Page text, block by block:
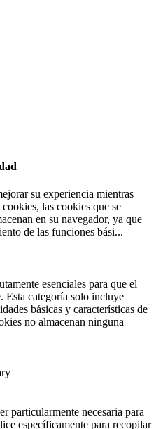
su experiencia mientras
las cookies que se
en su navegador, ya que
de las funciones bási...
esenciales para que el
Esta categoría solo incluye
básicas y características de
no almacenan ninguna
particularmente necesaria para
específicamente para recopilar